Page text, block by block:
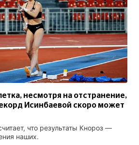
несмотря на отстранение,
Исинбаевой скоро может
что результаты Кнороз —
наших.